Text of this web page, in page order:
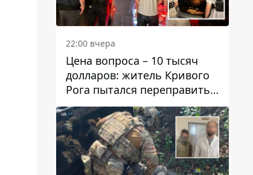
22:00 вчера
Цена вопроса – 10 тысяч
долларов: житель Кривого
Рога пытался переправить
мужчину в Словакию